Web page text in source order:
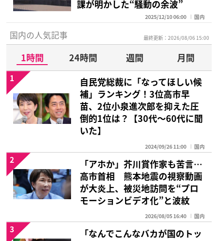
課が明かした“騒動の余波”
2025/12/10 06:00 国内
国内の人気記事 最終更新：2026/08/06 15:00
1時間 24時間 週間
月間
自民党総裁に「なってほしい候
補」ランキング！3位高市早
苗、2位小泉進次郎を抑えた圧
倒的1位は？【30代〜60代に聞
いた】
2024/09/26 11:00 国内
1
「アホか」芥川賞作家も苦言…
高市首相 熊本地震の視察動画
が大炎上、被災地訪問を“プロ
モーションビデオ化”と波紋
2026/08/05 16:40 国内
2
「なんでこんなバカが国のトッ
3